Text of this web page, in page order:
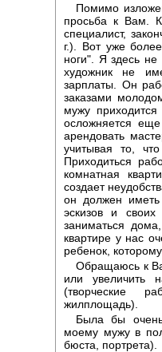
Помимо
просьба к Вам.
специалист,
г.). Вот уже
ноги". Я здесь не
художник не
зарплаты. Он
заказами
мужу
осложняется
арендовать
учитывая то,
Приходиться
комнатная
создает
он должен
эскизов и
заниматься
квартире у нас
ребенок,
Обращаюсь к
или увеличить
(творческие
жилплощадь).
Была бы
моему мужу в
бюста, портрета).